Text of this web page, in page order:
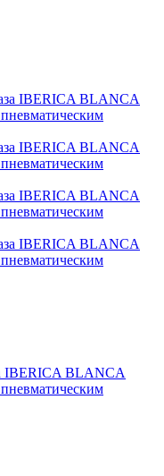
IBERICA BLANCA